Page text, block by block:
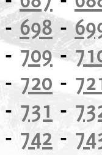
698-
-709-
720 -
- 731 -
- 742 -